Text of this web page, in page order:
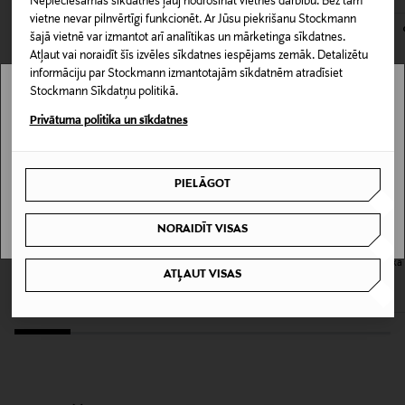
vietne nevar pilnvērtīgi funkcionēt. Ar Jūsu piekrišanu Stockmann
šajā vietnē var izmantot arī analītikas un mārketinga sīkdatnes.
Atļaut vai noraidīt šīs izvēles sīkdatnes iespējams zemāk. Detalizētu
informāciju par Stockmann izmantotajām sīkdatnēm atradīsiet
Stockmann Sīkdatņu politikā.
Privātuma politika un sīkdatnes
PIELĀGOT
NORAIDĪT VISAS
ATĻAUT VISAS
175 ml
Iepakojuma izmērs
175 ml
Hiustyyppi
Krāsa
kas tiek atdoti atpakaļ, ir jābūt to sākotnējā neatvērtajā
iepakojumā.
PREČU ATGRIEŠANAS POLITIKA
L'ORÉAL PROFESSIONNEL
Vitamino Masque matu maska ​​250 ml
KERASTASE
Nutritive Masque Riche matu maska ​​
200 ml
Stockmann nav pieejams tavā valstī.
I UNDERSTAND